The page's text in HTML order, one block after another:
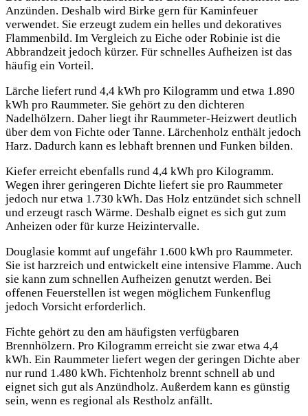
Anzünden. Deshalb wird Birke gern für Kaminfeuer
verwendet. Sie erzeugt zudem ein helles und dekoratives
Flammenbild. Im Vergleich zu Eiche oder Robinie ist die
Abbrandzeit jedoch kürzer. Für schnelles Aufheizen ist das
häufig ein Vorteil.
Lärche liefert rund 4,4 kWh pro Kilogramm und etwa 1.890
kWh pro Raummeter. Sie gehört zu den dichteren
Nadelhölzern. Daher liegt ihr Raummeter-Heizwert deutlich
über dem von Fichte oder Tanne. Lärchenholz enthält jedoch
Harz. Dadurch kann es lebhaft brennen und Funken bilden.
Kiefer erreicht ebenfalls rund 4,4 kWh pro Kilogramm.
Wegen ihrer geringeren Dichte liefert sie pro Raummeter
jedoch nur etwa 1.730 kWh. Das Holz entzündet sich schnell
und erzeugt rasch Wärme. Deshalb eignet es sich gut zum
Anheizen oder für kurze Heizintervalle.
Douglasie kommt auf ungefähr 1.600 kWh pro Raummeter.
Sie ist harzreich und entwickelt eine intensive Flamme. Auch
sie kann zum schnellen Aufheizen genutzt werden. Bei
offenen Feuerstellen ist wegen möglichem Funkenflug
jedoch Vorsicht erforderlich.
Fichte gehört zu den am häufigsten verfügbaren
Brennhölzern. Pro Kilogramm erreicht sie zwar etwa 4,4
kWh. Ein Raummeter liefert wegen der geringen Dichte aber
nur rund 1.480 kWh. Fichtenholz brennt schnell ab und
eignet sich gut als Anzündholz. Außerdem kann es günstig
sein, wenn es regional als Restholz anfällt.